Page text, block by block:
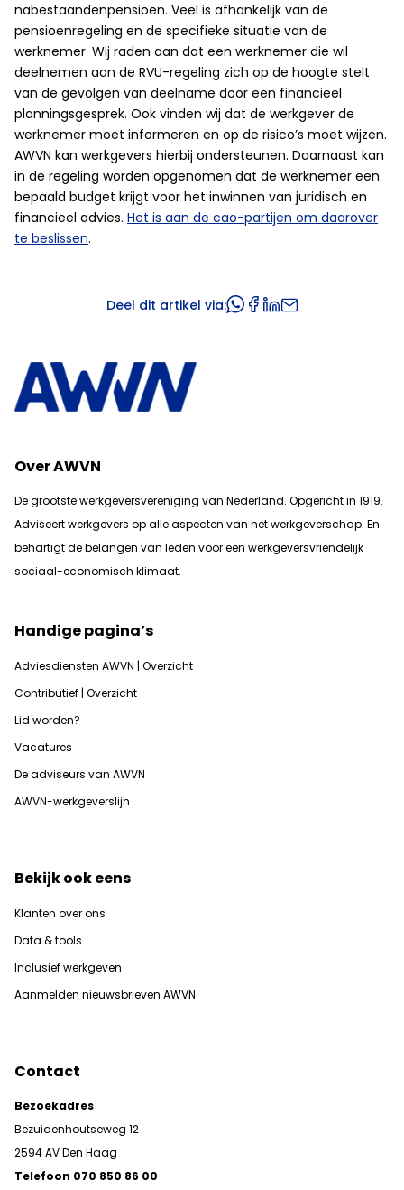
nabestaandenpensioen. Veel is afhankelijk van de
pensioenregeling en de specifieke situatie van de
werknemer. Wij raden aan dat een werknemer die wil
deelnemen aan de RVU-regeling zich op de hoogte stelt
van de gevolgen van deelname door een financieel
planningsgesprek. Ook vinden wij dat de werkgever de
werknemer moet informeren en op de risico’s moet wijzen.
AWVN kan werkgevers hierbij ondersteunen. Daarnaast kan
in de regeling worden opgenomen dat de werknemer een
bepaald budget krijgt voor het inwinnen van juridisch en
financieel advies. Het is aan de cao-partijen om daarover
te beslissen.
Deel dit artikel via:
Over AWVN
De grootste werkgeversvereniging van Nederland. Opgericht in 1919.
Adviseert werkgevers op alle aspecten van het werkgeverschap. En
behartigt de belangen van leden voor een werkgeversvriendelijk
sociaal-economisch klimaat.
Handige pagina’s
Adviesdiensten AWVN | Overzicht
Contributief | Overzicht
Lid worden?
Vacatures
De adviseurs van AWVN
AWVN-werkgeverslijn
Bekijk ook eens
Klanten over ons
Data & tools
Inclusief werkgeven
Aanmelden nieuwsbrieven AWVN
Contact
Bezoekadres
Bezuidenhoutseweg 12
2594 AV Den Haag
Telefoon 070 850 86 00